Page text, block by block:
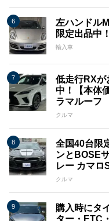
左ハンドル
限定出品中
輸入車
低走行RXが
中！【本体
ラマルーフ
クルマ
全国40台限
ンとBOSE
レー カマロ
クルマ
購入時にタ